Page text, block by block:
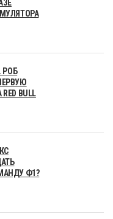
РОБ
BULL
Ф1?